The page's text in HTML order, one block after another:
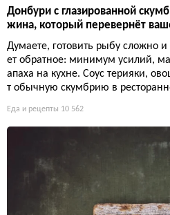
Донбури с глазированной
жина, который перевернёт
Думаете, готовить рыбу сложно
ет обратное: минимум усилий,
апаха на кухне. Соус терияки,
т обычную скумбрию в
Еда и рецепты 10 562